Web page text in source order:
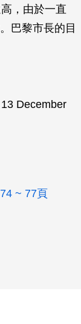
，由於一直
巴黎市長的目
December
~ 77頁